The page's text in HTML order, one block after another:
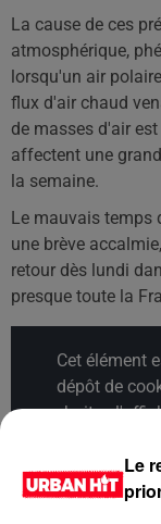
La cause de ces
atmosphérique,
lorsqu'un air
flux d'air chaud
de masses d'air
affectent une
la semaine.
Le mauvais temps
une brève
retour dès lundi
presque toute la
Cet élément
dépôt de
souhaitez
en
Le